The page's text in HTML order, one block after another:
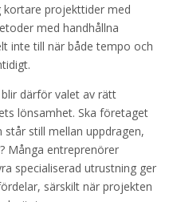
kortare projekttider med
med handhållna
inte till när både tempo och
därför valet av rätt
lönsamhet. Ska företaget
still mellan uppdragen,
Många entreprenörer
specialiserad utrustning ger
särskilt när projekten